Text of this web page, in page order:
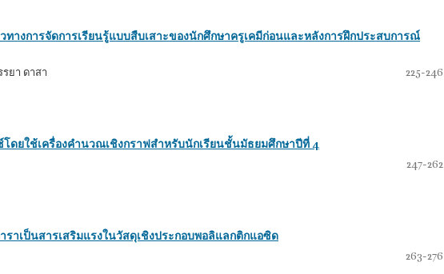
างการจัดการเรียนรู้แบบสืบเสาะของนักศึกษาครูเคมีก่อนและหลังการฝึกประสบการณ์
ยา ดาสา 225-246
โดยใช้เครื่องคำนวณเชิงกราฟสำหรับนักเรียนชั้นมัธยมศึกษาปีที่ 4
247-262
ราเป็นสารเสริมแรงในวัสดุเชิงประกอบพอลิแลกติกแอซิด
263-276